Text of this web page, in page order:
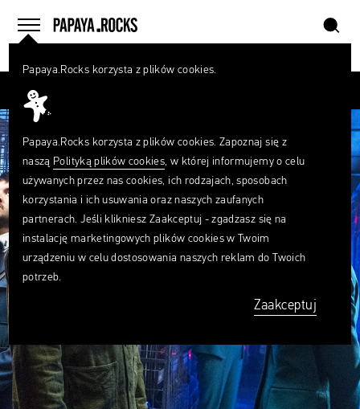
menu
home szukaj
Papaya.Rocks korzysta z plików cookies.
Papaya.Rocks korzysta z plików cookies. Zapoznaj się z
naszą Polityką plików cookies, w której informujemy o celu
używanych przez nas cookies, ich rodzajach, sposobach
korzystania i ich usuwania oraz naszych zaufanych
partnerach. Jeśli klikniesz Zaakceptuj - zgadzasz się na
instalację marketingowych plików cookies w Twoim
urządzeniu w celu dostosowania naszych reklam do Twoich
potrzeb.
Zaakceptuj
Czego
szukasz?